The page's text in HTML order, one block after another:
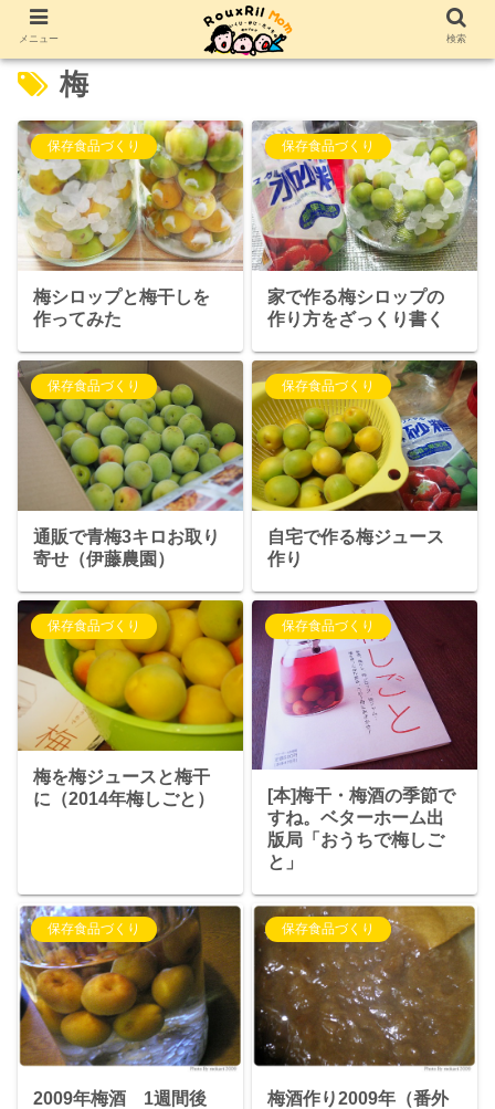
梅
保存食品づくり
梅シロップと梅干しを
作ってみた
保存食品づくり
家で作る梅シロップの
作り方をざっくり書く
保存食品づくり
通販で青梅3キロお取り
寄せ（伊藤農園）
保存食品づくり
自宅で作る梅ジュース
作り
保存食品づくり
梅を梅ジュースと梅干
に（2014年梅しごと）
保存食品づくり
[本]梅干・梅酒の季節で
すね。ベターホーム出
版局「おうちで梅しご
と」
保存食品づくり
2009年梅酒 1週間後
保存食品づくり
梅酒作り2009年（番外
メニュー 検索